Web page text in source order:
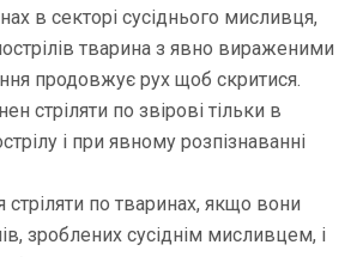
в секторі сусіднього мисливця,
тварина з явно вираженими
продовжує рух щоб скритися.
стріляти по звірові тільки в
і при явному розпізнаванні
стріляти по тваринах, якщо вони
зроблених сусіднім мисливцем, і